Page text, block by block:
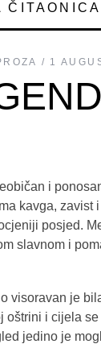
ČITAONICA
1
i
kavga, zavist i
posjed.
slavnom i
visoravan je
oštrini i cijela se
jedino je